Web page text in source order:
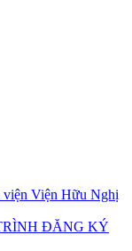
viện Viện Hữu Nghị
ĐĂNG KÝ